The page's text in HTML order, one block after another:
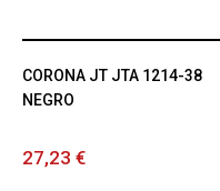
CORONA JT JTA 1214-38
NEGRO
27,23 €